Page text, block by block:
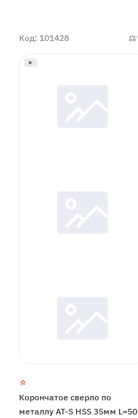
Код: 101428
Корончатое сверло по
металлу AT-S HSS 35мм L=50